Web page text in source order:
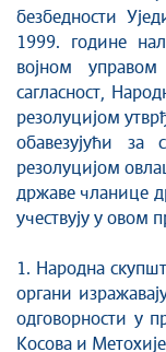
безбедности
1999. године
војном
сагласност,
резолуцијом
обавезујући
резолуцијом
државе чланице
учествују у овом
1. Народна
органи
одговорности у
Косова и